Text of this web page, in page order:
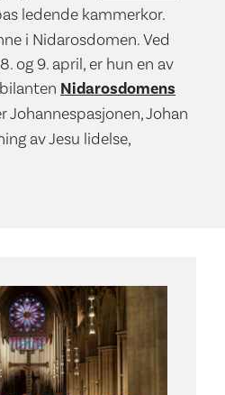
ledende kammerkor.
i Nidarosdomen. Ved
og 9. april, er hun en av
Nidarosdomens
Johannespasjonen, Johan
av Jesu lidelse,